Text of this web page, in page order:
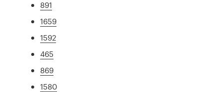
891
1659
1592
465
869
1580